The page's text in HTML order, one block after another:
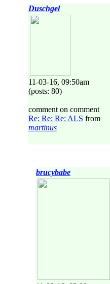
Duschgel
11-03-16, 09:50am
(posts: 80)
comment on comment
Re: Re: Re: ALS from
martinus
brucybabe